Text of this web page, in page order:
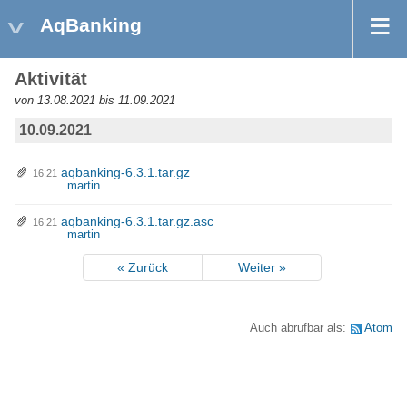
AqBanking
Aktivität
von 13.08.2021 bis 11.09.2021
10.09.2021
16:21 aqbanking-6.3.1.tar.gz
martin
16:21 aqbanking-6.3.1.tar.gz.asc
martin
« Zurück Weiter »
Auch abrufbar als: Atom